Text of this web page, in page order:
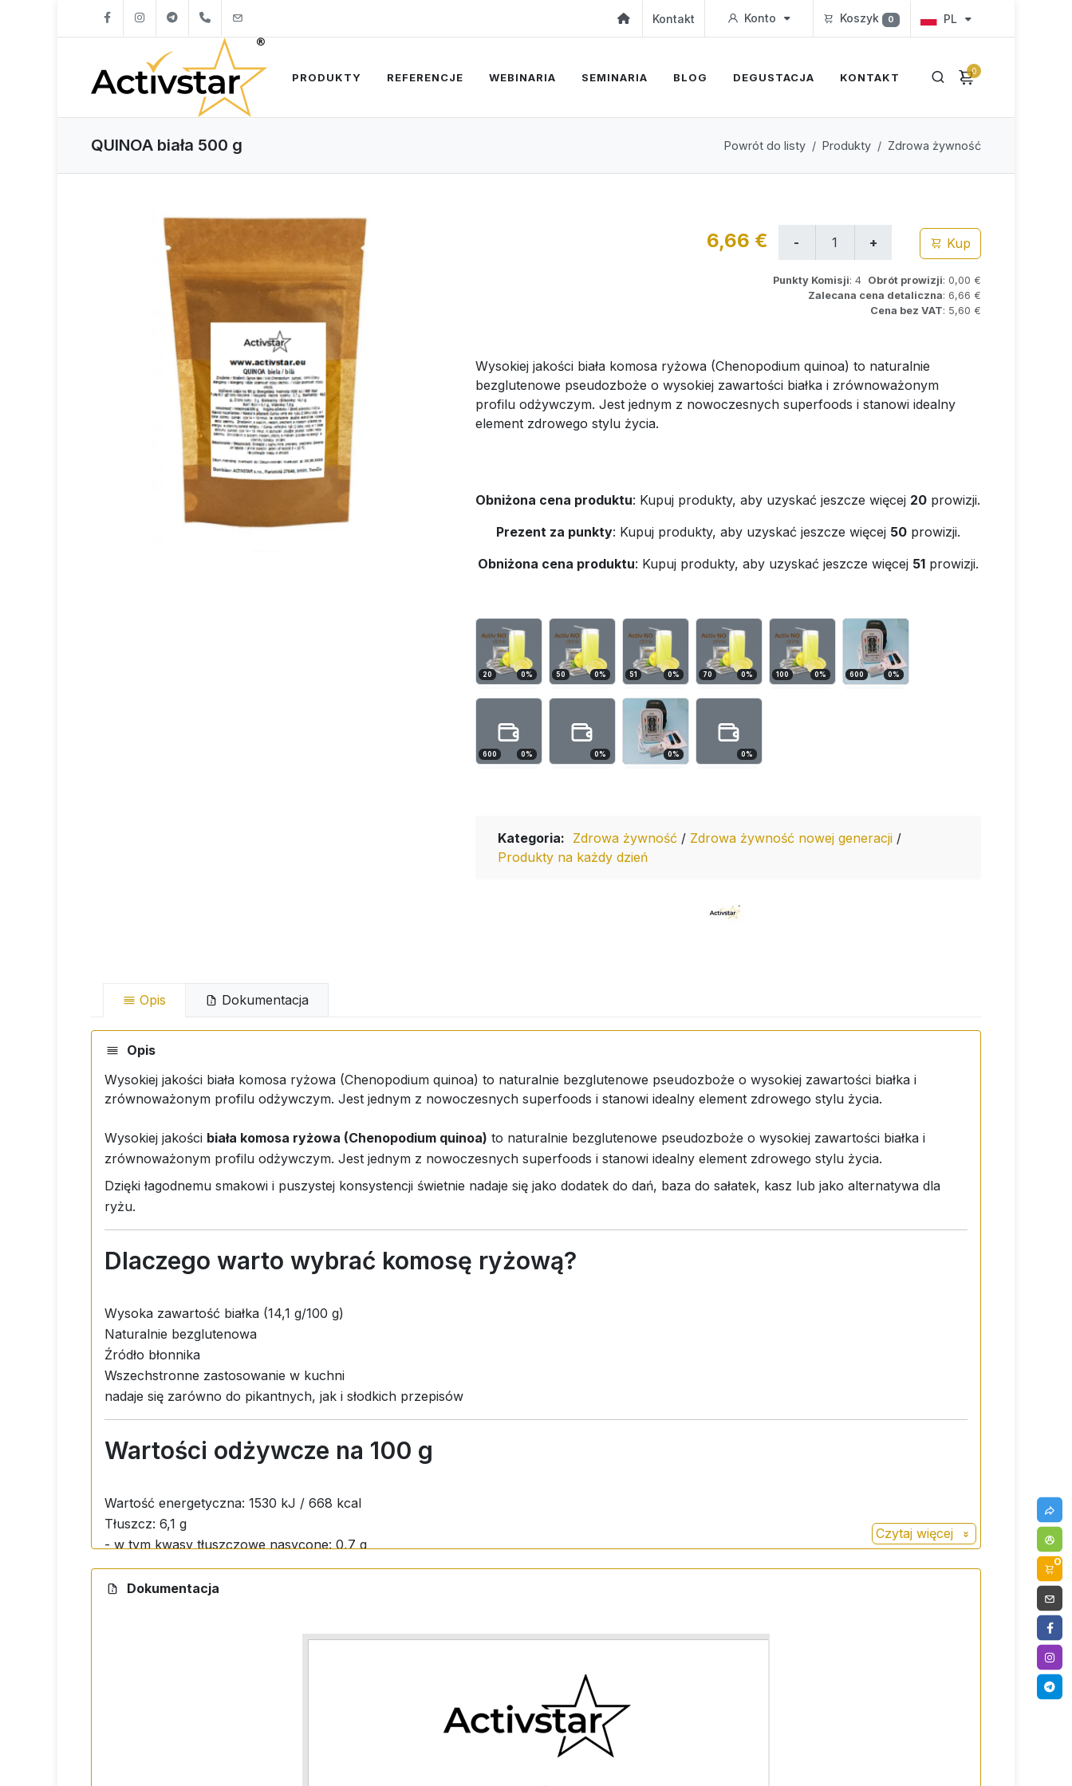
+421904262747 Kontakt Konto Koszyk 0 PL
0
PRODUKTY REFERENCJE WEBINARIA SEMINARIA BLOG DEGUSTACJA KONTAKT
QUINOA biała 500 g Powrót do listy Produkty Zdrowa żywność
6,66 € Kup
Punkty Komisji: 4 Obrót prowizji: 0,00 €
Zalecana cena detaliczna: 6,66 €
Cena bez VAT: 5,60 €
Wysokiej jakości biała komosa ryżowa (Chenopodium quinoa) to naturalnie
bezglutenowe pseudozboże o wysokiej zawartości białka i zrównoważonym
profilu odżywczym. Jest jednym z nowoczesnych superfoods i stanowi idealny
element zdrowego stylu życia.
Obniżona cena produktu: Kupuj produkty, aby uzyskać jeszcze więcej 20 prowizji.
Prezent za punkty: Kupuj produkty, aby uzyskać jeszcze więcej 50prowizji.
Obniżona cena produktu: Kupuj produkty, aby uzyskać jeszcze więcej 51prowizji.
20 0% 50 0% 51 0% 70 0% 100 0% 600 0%
600 0% 0% 0% 0%
Kategoria: Zdrowa żywność / Zdrowa żywność nowej generacji /
Produkty na każdy dzień
Opis Dokumentacja
Opis
Wysokiej jakości biała komosa ryżowa (Chenopodium quinoa) to naturalnie bezglutenowe pseudozboże o wysokiej zawartości białka i
zrównoważonym profilu odżywczym. Jest jednym z nowoczesnych superfoods i stanowi idealny element zdrowego stylu życia.
Wysokiej jakości biała komosa ryżowa (Chenopodium quinoa) to naturalnie bezglutenowe pseudozboże o wysokiej zawartości białka i
zrównoważonym profilu odżywczym. Jest jednym z nowoczesnych superfoods i stanowi idealny element zdrowego stylu życia.
Dzięki łagodnemu smakowi i puszystej konsystencji świetnie nadaje się jako dodatek do dań, baza do sałatek, kasz lub jako alternatywa dla
ryżu.
Dlaczego warto wybrać komosę ryżową?
Wysoka zawartość białka (14,1 g/100 g)
Naturalnie bezglutenowa
Źródło błonnika
Wszechstronne zastosowanie w kuchni
nadaje się zarówno do pikantnych, jak i słodkich przepisów
Wartości odżywcze na 100 g
Wartość energetyczna: 1530 kJ / 668 kcal
Tłuszcz: 6,1 g
- w tym kwasy tłuszczowe nasycone: 0,7 g
Węglowodany: 64,2 g
- w tym cukry: 0 g
Gotuj komosę jak ryż (2 szklanki wody na 1 szklankę komosy) przez około 14 do 18 minut.
Czytaj więcej
Dokumentacja
0